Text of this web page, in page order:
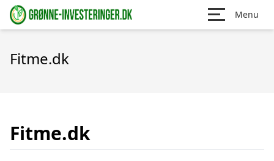
Menu
Fitme.dk
Fitme.dk